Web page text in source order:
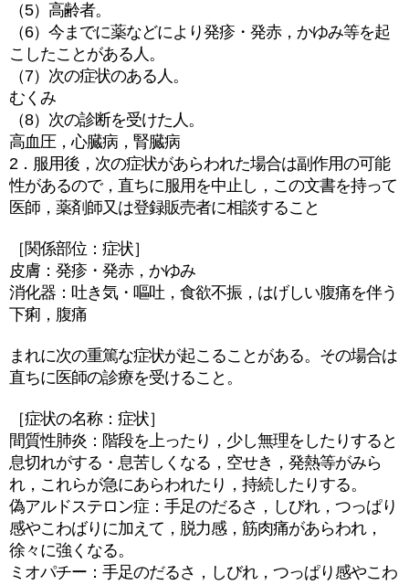
（5）高齢者。
（6）今までに薬などにより発疹・発赤，かゆみ等を起
こしたことがある人。
（7）次の症状のある人。
むくみ
（8）次の診断を受けた人。
高血圧，心臓病，腎臓病
2．服用後，次の症状があらわれた場合は副作用の可能
性があるので，直ちに服用を中止し，この文書を持って
医師，薬剤師又は登録販売者に相談すること
［関係部位：症状］
皮膚：発疹・発赤，かゆみ
消化器：吐き気・嘔吐，食欲不振，はげしい腹痛を伴う
下痢，腹痛
まれに次の重篤な症状が起こることがある。その場合は
直ちに医師の診療を受けること。
［症状の名称：症状］
間質性肺炎：階段を上ったり，少し無理をしたりすると
息切れがする・息苦しくなる，空せき，発熱等がみら
れ，これらが急にあらわれたり，持続したりする。
偽アルドステロン症：手足のだるさ，しびれ，つっぱり
感やこわばりに加えて，脱力感，筋肉痛があらわれ，
徐々に強くなる。
ミオパチー：手足のだるさ，しびれ，つっぱり感やこわ